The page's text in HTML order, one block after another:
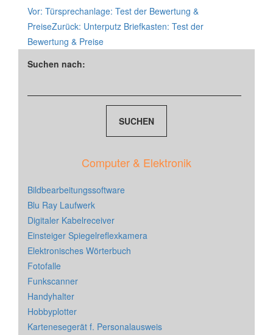
Vor: Türsprechanlage: Test der Bewertung &
PreiseZurück: Unterputz Briefkasten: Test der
Bewertung & Preise
Suchen nach:
Computer & Elektronik
Bildbearbeitungssoftware
Blu Ray Laufwerk
Digitaler Kabelreceiver
Einsteiger Spiegelreflexkamera
Elektronisches Wörterbuch
Fotofalle
Funkscanner
Handyhalter
Hobbyplotter
Kartenesegerät f. Personalausweis